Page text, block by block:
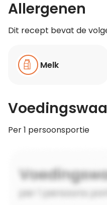
Allergenen
Dit recept bevat de
Melk
Per 1 persoonsportie